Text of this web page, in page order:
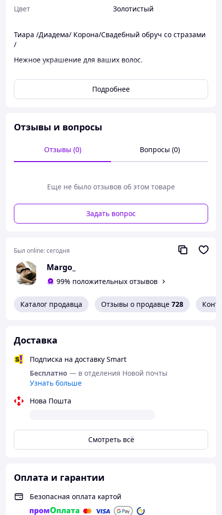
Цвет
Золотистый
Тиара /Диадема/ Корона/Свадебный обруч со стразами
/
Нежное украшение для ваших волос.
Гибкая, можно придать нужную форму по
Подробнее
Отзывы и вопросы
Отзывы (0) Вопросы (0)
Еще не было отзывов об этом товаре
Задать вопрос
Был online:сегодня
Margo_
99% положительных отзывов
Каталог продавца Отзывы о продавце 728
Доставка
Подписка на доставку Smart
Бесплатно — в отделения Новой почты
Узнать больше
Нова Пошта
Смотреть всё
Оплата и гарантии
Безопасная оплата картой